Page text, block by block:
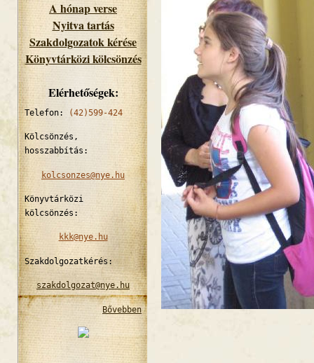
A hónap verse
Nyitva tartás
Szakdolgozatok kérése
Könyvtárközi kölcsönzés
Elérhetőségek:
Telefon: (42)599-424
Kölcsönzés,
hosszabbítás:
kolcsonzes@nye.hu
Könyvtárközi
kölcsönzés:
kkk@nye.hu
Szakdolgozatkérés:
szakdolgozat@nye.hu
Bővebben